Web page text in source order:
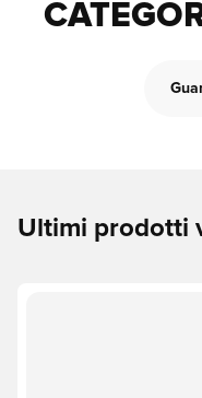
Ultimi prodotti